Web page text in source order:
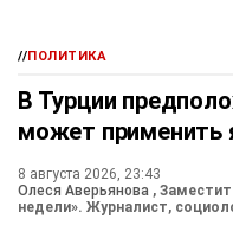
//ПОЛИТИКА
В Турции
может применить
8 августа 2026, 23:43
Олеся Аверьянова ,
недели». Журналист,